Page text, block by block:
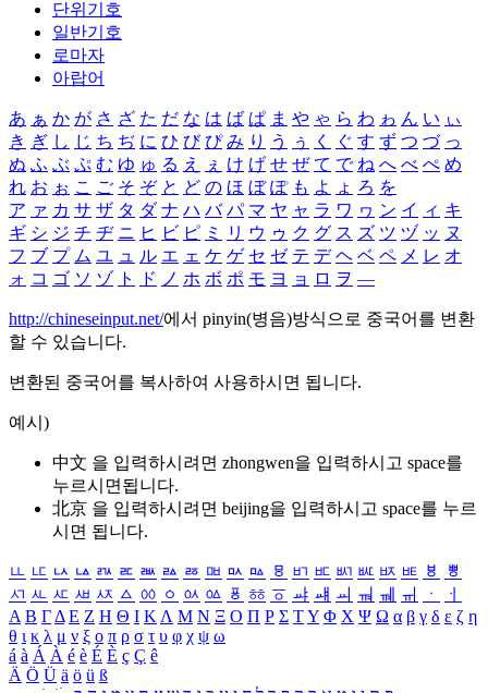
단위기호
일반기호
로마자
아랍어
あ ぁ か が さ ざ た だ な は ば ぱ ま や ゃ ら わ ゎ ん い ぃ
き ぎ し じ ち ぢ に ひ び ぴ み り う ぅ く ぐ す ず つ づ っ
ぬ ふ ぶ ぷ む ゆ ゅ る え ぇ け げ せ ぜ て で ね へ べ ぺ め
れ お ぉ こ ご そ ぞ と ど の ほ ぼ ぽ も よ ょ ろ を
ア ァ カ サ ザ タ ダ ナ ハ バ パ マ ヤ ャ ラ ワ ヮ ン イ ィ キ
ギ シ ジ チ ヂ ニ ヒ ビ ピ ミ リ ウ ゥ ク グ ス ズ ツ ヅ ッ ヌ
フ ブ プ ム ユ ュ ル エ ェ ケ ゲ セ ゼ テ デ ヘ ベ ペ メ レ オ
ォ コ ゴ ソ ゾ ト ド ノ ホ ボ ポ モ ヨ ョ ロ ヲ ―
http://chineseinput.net/에서 pinyin(병음)방식으로 중국어를 변환
할 수 있습니다.
변환된 중국어를 복사하여 사용하시면 됩니다.
예시)
中文 을 입력하시려면 zhongwen을 입력하시고 space를
누르시면됩니다.
北京 을 입력하시려면 beijing을 입력하시고 space를 누르
시면 됩니다.
ㅥ ㅦ ㅧ ㅨ ㅩ ㅪ ㅫ ㅬ ㅭ ㅮ ㅯ ㅰ ㅱ ㅲ ㅳ ㅴ ㅵ ㅶ ㅷ ㅸ
ㅹ
ㅺ ㅻ ㅼ ㅽ ㅾ ㅿ ㆀ ㆁ ㆂ ㆃ ㆄ ㆅ ㆆ ㆇ ㆈ ㆉ ㆊ ㆋ ㆌ ㆍ
ㆎ
Α Β ΓΔ Ε Ζ Η Θ Ι ΚΛ Μ Ν Ξ Ο Π Ρ Σ ΤΥ Φ Χ Ψ Ω α β γ δ ε ζ η
θ ι κ λ μ ν ξ ο π ρ σ τ υ φ χ ψ ω
á à Á À é è É È ç Ç ê
Ä Ö Ü ä ö ü ß